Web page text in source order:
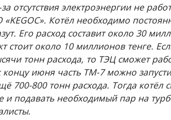
отсутствия электроэнергии не
«KEGOC». Котёл необходимо
Его расход составит около 30
стоит около 10 миллионов тенге.
тонн расхода, то ТЭЦ сможет
июня часть ТМ-7 можно
700-800 тонн расхода. Тогда котёл
подавать необходимый пар на
памятника: пушка
21774
Воинской славы собралось
Дождь с
Июль 28, 2026